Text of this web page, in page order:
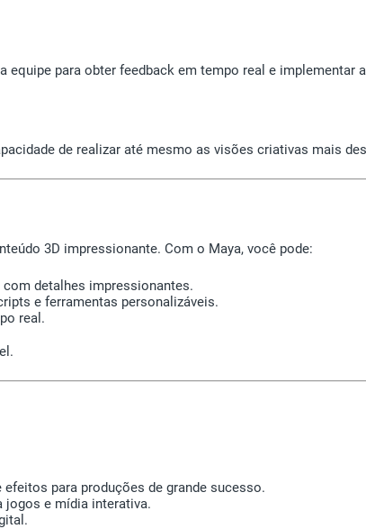
para obter feedback em tempo real e implementar
de realizar até mesmo as visões criativas mais
3D impressionante. Com o Maya, você pode:
detalhes impressionantes.
e ferramentas personalizáveis.
real.
para produções de grande sucesso.
jogos e mídia interativa.